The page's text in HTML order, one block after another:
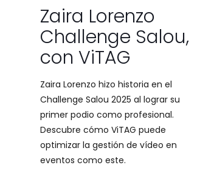
Zaira Lorenzo
Challenge Salou,
con ViTAG
Zaira Lorenzo hizo historia en el
Challenge Salou 2025 al lograr su
primer podio como profesional.
Descubre cómo ViTAG puede
optimizar la gestión de vídeo en
eventos como este.